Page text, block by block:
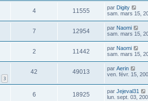
4 11555 par Digity
sam. mars 15,
7 12954 par Naomi
sam. mars 15,
2 11442 par Naomi
sam. mars 15,
3
42 49013 par Aerin
ven. févr. 15,
6 18925 par Jejeval31
lun. sept. 03,